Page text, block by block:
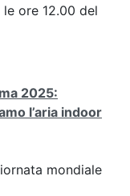
ore 12.00 del
2025:
l’aria indoor
mondiale